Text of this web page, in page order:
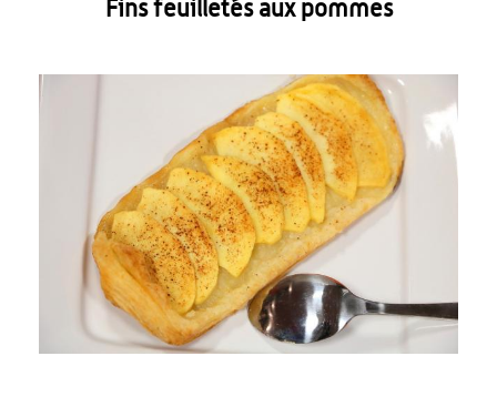
Fins feuilletés aux pommes